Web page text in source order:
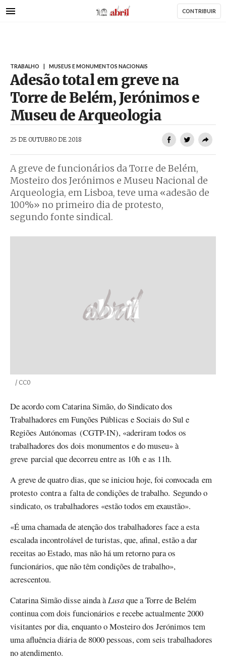
para
AbrilAbril CONTRIBUIR
TRABALHO MUSEUS E MONUMENTOS NACIONAIS
Adesão total em greve na
Torre de Belém, Jerónimos e
Museu de Arqueologia
25 DE OUTUBRO DE 2018
A greve de funcionários da Torre de Belém,
Mosteiro dos Jerónimos e Museu Nacional de
Arqueologia, em Lisboa, teve uma «adesão de
100%» no primeiro dia de protesto,
segundo fonte sindical.
Créditos
/ CC0
De acordo com Catarina Simão, do Sindicato dos
Trabalhadores em Funções Públicas e Sociais do Sul e
Regiões Autónomas (CGTP-IN), «aderiram todos os
trabalhadores dos dois monumentos e do museu» à
greve parcial que decorreu entre as 10h e as 11h.
A greve de quatro dias, que se iniciou hoje, foi convocada em
protesto contra a falta de condições de trabalho. Segundo o
sindicato, os trabalhadores «estão todos em exaustão».
«É uma chamada de atenção dos trabalhadores face a esta
escalada incontrolável de turistas, que, afinal, estão a dar
receitas ao Estado, mas não há um retorno para os
funcionários, que não têm condições de trabalho»,
acrescentou.
Catarina Simão disse ainda àLusaque a Torre de Belém
continua com dois funcionários e recebe actualmente 2000
visitantes por dia, enquanto o Mosteiro dos Jerónimos tem
uma afluência diária de 8000 pessoas, com seis trabalhadores
no atendimento.